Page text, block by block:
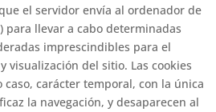
el servidor envía al ordenador de
para llevar a cabo determinadas
imprescindibles para el
visualización del sitio. Las cookies
carácter temporal, con la única
la navegación, y desaparecen al